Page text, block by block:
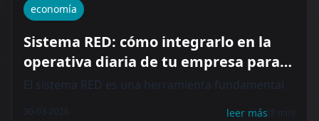
economía
Sistema RED: cómo integrarlo en la
operativa diaria de tu empresa para
ganar control y agilidad
El sistema RED es una herramienta fundamental
30-03-2026 leer más(8 min)